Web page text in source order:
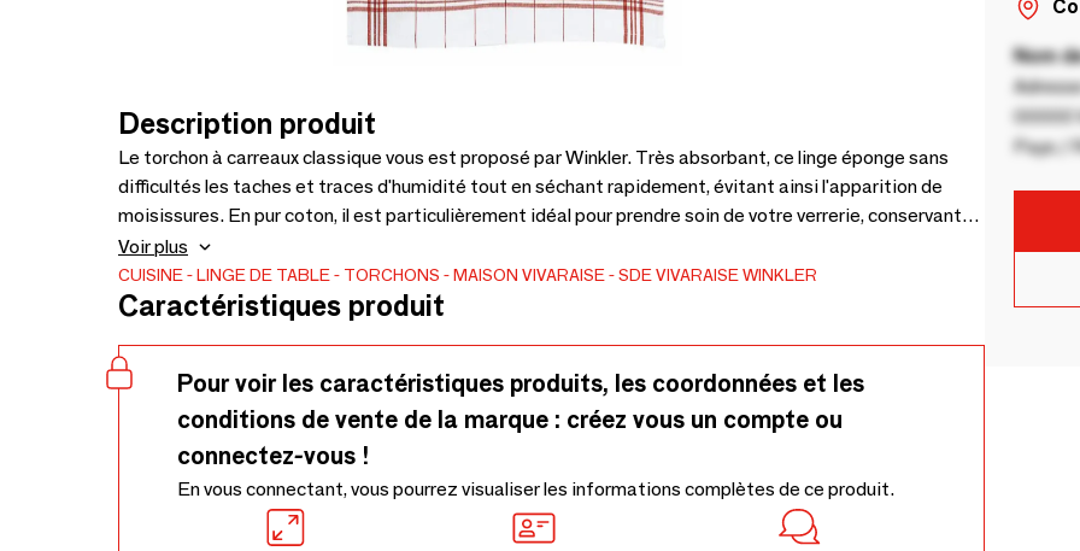
Description produit
Le torchon à carreaux classique vous est proposé par Winkler. Très absorbant, ce linge éponge sans
difficultés les taches et traces d'humidité tout en séchant rapidement, évitant ainsi l'apparition de
moisissures. En pur coton, il est particulièrement idéal pour prendre soin de votre verrerie, conservant
ainsi tout l'éclat de vos plus belles coupes et verres d'occasion. Un lavage en machine jusqu'à 60°C
retire les saletés simplement pour une hygiène durable. Que vous soyez professionnel ou non, ce
torchon au style indémodable sera votre fidèle allié de cuisine. - 100% Coton
Voir plus
CUISINE LINGE DE TABLE TORCHONS MAISON VIVARAISE - SDE VIVARAISE WINKLER
Caractéristiques produit
Pour voir les caractéristiques produits, les coordonnées et les
conditions de vente de la marque : créez vous un compte ou
connectez-vous !
En vous connectant, vous pourrez visualiser les informations complètes de ce produit.
Nom
00000
Pays /